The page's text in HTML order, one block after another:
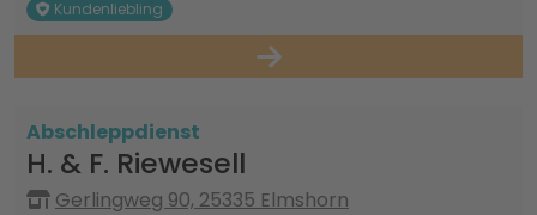
Kundenliebling
Abschleppdienst
H. & F. Riewesell
Gerlingweg 90, 25335 Elmshorn